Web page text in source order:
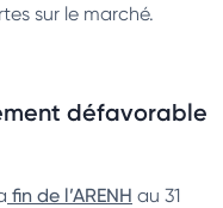
sur le marché.
défavorable
fin de l’ARENH au 31